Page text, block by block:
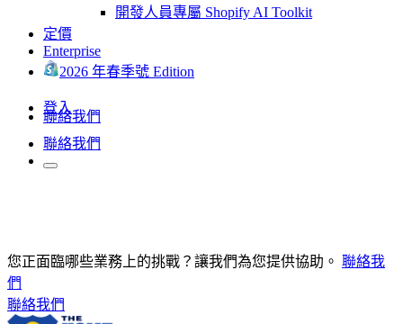
開發人員專屬 Shopify AI Toolkit
定價
Enterprise
2026 年春季號 Edition
登入
聯絡我們
聯絡我們
您正面臨哪些業務上的挑戰？讓我們為您提供協助。 聯絡我
們
聯絡我們